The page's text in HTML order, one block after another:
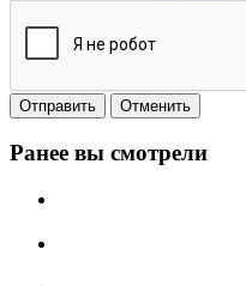
Отменить
Ранее вы смотрели